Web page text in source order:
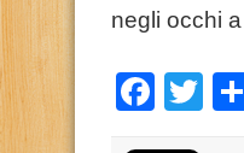
negli occhi